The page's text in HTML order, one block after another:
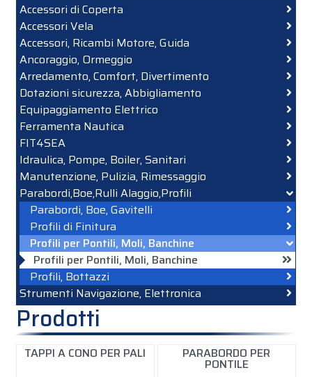
Accessori di Coperta
Accessori Vela
Accessori, Ricambi Motore, Guida
Ancoraggio, Ormeggio
Arredamento, Comfort, Divertimento
Dotazioni sicurezza, Abbigliamento
Equipaggiamento Elettrico
Ferramenta Nautica
FIT4SEA
Idraulica, Pompe, Boiler, Sanitari
Manutenzione, Pulizia, Rimessaggio
Parabordi,Boe,Rulli Alaggio,Profili
Parabordi, Boe, Gavitelli
Profili di Finitura
Profili per Pontili, Moli, Banchine
Profili per Pontili, Moli, Banchine
Profili, Bottazzi
Strumenti Navigazione, Elettronica
Prodotti
TAPPI A CONO PER PALI PARABORDO PER
PONTILE